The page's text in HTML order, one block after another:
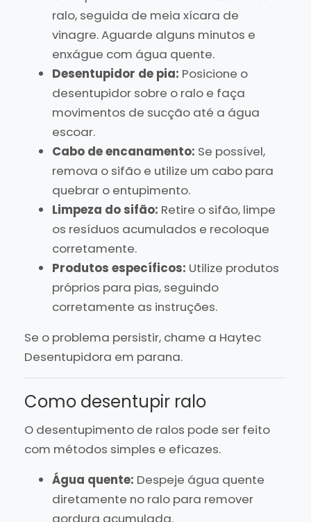
ralo, seguida de meia xícara de
vinagre. Aguarde alguns minutos e
enxágue com água quente.
Desentupidor de pia: Posicione o
desentupidor sobre o ralo e faça
movimentos de sucção até a água
escoar.
Cabo de encanamento: Se possível,
remova o sifão e utilize um cabo para
quebrar o entupimento.
Limpeza do sifão: Retire o sifão, limpe
os resíduos acumulados e recoloque
corretamente.
Produtos específicos: Utilize produtos
próprios para pias, seguindo
corretamente as instruções.
Se o problema persistir, chame a Haytec
Desentupidora em parana.
Como desentupir ralo
O desentupimento de ralos pode ser feito
com métodos simples e eficazes.
Água quente: Despeje água quente
diretamente no ralo para remover